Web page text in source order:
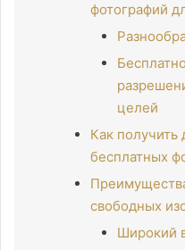
фотографий
целей
Как получить
бесплатных
свободных
Широкий